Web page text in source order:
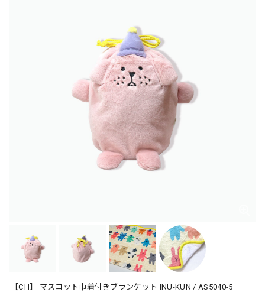
【CH】 マスコット巾着付きブランケット INU-KUN / AS5040-5